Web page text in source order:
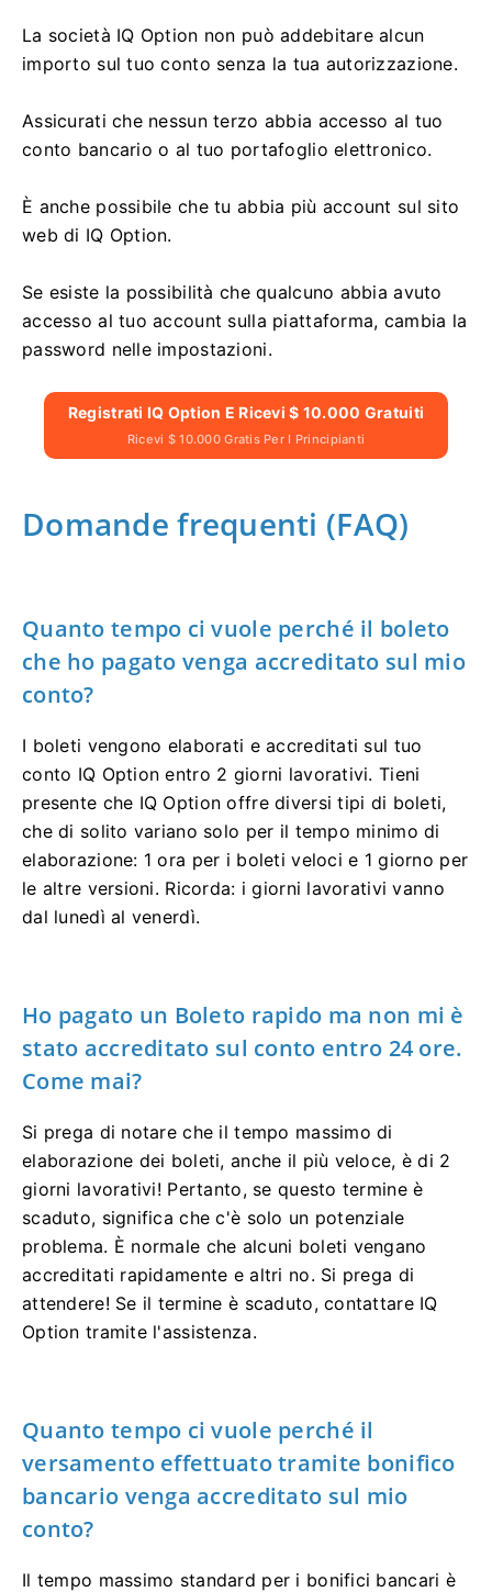
La società IQ Option non può addebitare alcun
importo sul tuo conto senza la tua autorizzazione.
Assicurati che nessun terzo abbia accesso al tuo
conto bancario o al tuo portafoglio elettronico.
È anche possibile che tu abbia più account sul sito
web di IQ Option.
Se esiste la possibilità che qualcuno abbia avuto
accesso al tuo account sulla piattaforma, cambia la
password nelle impostazioni.
Registrati IQ Option E Ricevi $ 10.000 Gratuiti
Ricevi $ 10.000 Gratis Per I Principianti
Domande frequenti (FAQ)
Quanto tempo ci vuole perché il boleto
che ho pagato venga accreditato sul mio
conto?
I boleti vengono elaborati e accreditati sul tuo
conto IQ Option entro 2 giorni lavorativi. Tieni
presente che IQ Option offre diversi tipi di boleti,
che di solito variano solo per il tempo minimo di
elaborazione: 1 ora per i boleti veloci e 1 giorno per
le altre versioni. Ricorda: i giorni lavorativi vanno
dal lunedì al venerdì.
Ho pagato un Boleto rapido ma non mi è
stato accreditato sul conto entro 24 ore.
Come mai?
Si prega di notare che il tempo massimo di
elaborazione dei boleti, anche il più veloce, è di 2
giorni lavorativi! Pertanto, se questo termine è
scaduto, significa che c'è solo un potenziale
problema. È normale che alcuni boleti vengano
accreditati rapidamente e altri no. Si prega di
attendere! Se il termine è scaduto, contattare IQ
Option tramite l'assistenza.
Quanto tempo ci vuole perché il
versamento effettuato tramite bonifico
bancario venga accreditato sul mio
conto?
Il tempo massimo standard per i bonifici bancari è